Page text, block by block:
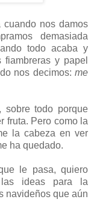
nos damos
demasiada
todo acaba y
fiambreras y papel
nos decimos: me
sobre todo porque
fruta. Pero como la
la cabeza en ver
ha quedado.
le pasa, quiero
ideas para la
navideños que aún